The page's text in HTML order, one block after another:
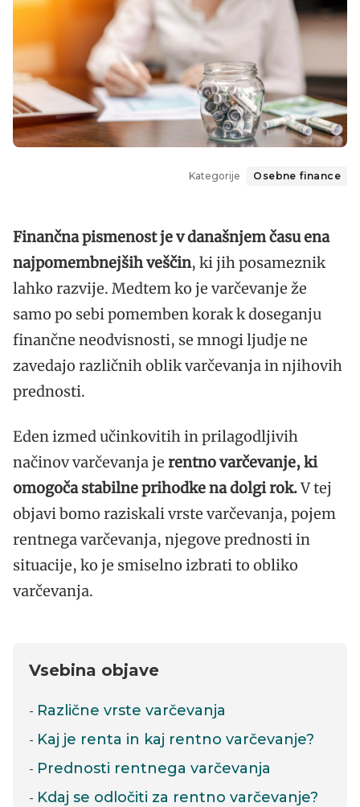
Kategorije Osebne finance
Finančna pismenost je v današnjem času ena
najpomembnejših veščin, ki jih posameznik
lahko razvije. Medtem ko je varčevanje že
samo po sebi pomemben korak k doseganju
finančne neodvisnosti, se mnogi ljudje ne
zavedajo različnih oblik varčevanja in njihovih
prednosti.
Eden izmed učinkovitih in prilagodljivih
načinov varčevanja je rentno varčevanje, ki
omogoča stabilne prihodke na dolgi rok.V tej
objavi bomo raziskali vrste varčevanja, pojem
rentnega varčevanja, njegove prednosti in
situacije, ko je smiselno izbrati to obliko
varčevanja.
Vsebina objave
Različne vrste varčevanja
Kaj je renta in kaj rentno varčevanje?
Prednosti rentnega varčevanja
Kdaj se odločiti za rentno varčevanje?